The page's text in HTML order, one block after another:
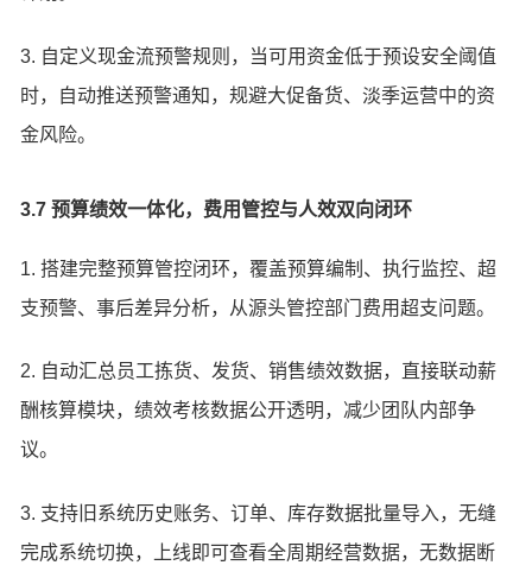
3. 自定义现金流预警规则，当可用资金低于预设安全阈值
时，自动推送预警通知，规避大促备货、淡季运营中的资
金风险。
3.7 预算绩效一体化，费用管控与人效双向闭环
1. 搭建完整预算管控闭环，覆盖预算编制、执行监控、超
支预警、事后差异分析，从源头管控部门费用超支问题。
2. 自动汇总员工拣货、发货、销售绩效数据，直接联动薪
酬核算模块，绩效考核数据公开透明，减少团队内部争
议。
3. 支持旧系统历史账务、订单、库存数据批量导入，无缝
完成系统切换，上线即可查看全周期经营数据，无数据断